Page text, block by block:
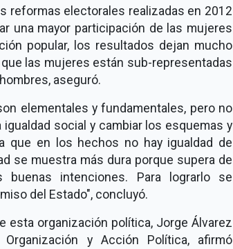
reformas electorales realizadas en 2012
una mayor participación de las mujeres
popular, los resultados dejan mucho
las mujeres están sub-representadas
aseguró.
elementales y fundamentales, pero no
igualdad social y cambiar los esquemas y
que en los hechos no hay igualdad de
se muestra más dura porque supera de
buenas intenciones. Para lograrlo se
del Estado", concluyó.
esta organización política, Jorge Álvarez
y Acción Política, afirmó